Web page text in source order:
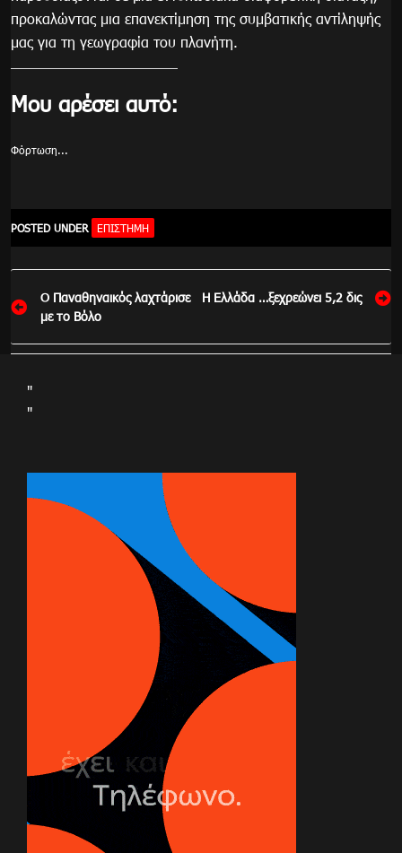
προκαλώντας μια επανεκτίμηση της συμβατικής αντίληψής
μας για τη γεωγραφία του πλανήτη.
Μου αρέσει αυτό:
Φόρτωση...
POSTED UNDER ΕΠΙΣΤΉΜΗ
Πλοήγηση
άρθρων
Ο Παναθηναικός λαχτάρισε
με το Βόλο
Η Ελλάδα …ξεχρεώνει 5,2 δις
"
"